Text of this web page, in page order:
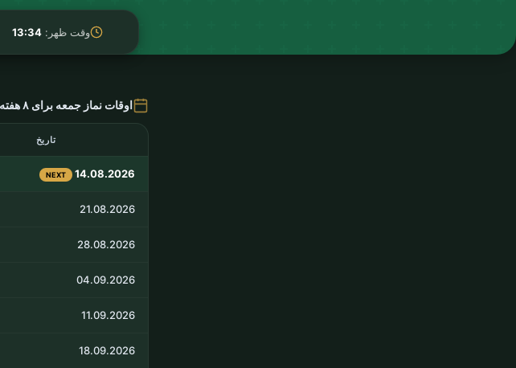
وقت ظهر:13:34
اوقات نماز جمعه برای ۸ هفته آینده
تاریخ
14.08.2026
NEXT
21.08.2026
28.08.2026
04.09.2026
11.09.2026
18.09.2026